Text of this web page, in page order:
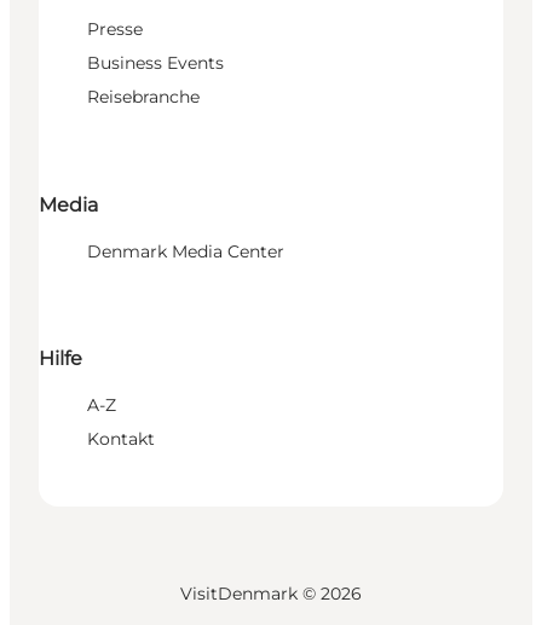
Presse
Business Events
Reisebranche
Media
Denmark Media Center
Hilfe
A-Z
Kontakt
VisitDenmark © 2026